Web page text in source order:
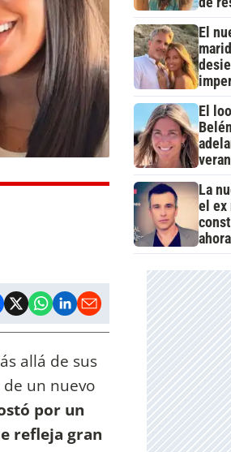
allá de sus
un nuevo
por un
refleja gran
El
El
La
el ex